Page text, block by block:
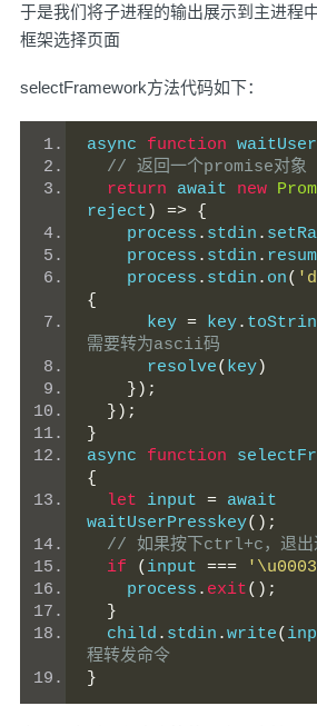
于是我们将子进程的输出展示到主进程
框架选择页面
selectFramework方法代码如下：
async function
// 返回一个promise对象
return await new
reject ) => {
    process
. stdin .
    process
. stdin .
    process
. stdin . on(
{
      key
= key.
需要转为ascii码
      resolve
( key)
});
});
}
async function
{
let input = await
waitUserPresskey();
// 如果按下ctrl+c，退出
if
( input ===
    process
. exit();
}
  child
. stdin .write(
程转发命令
}